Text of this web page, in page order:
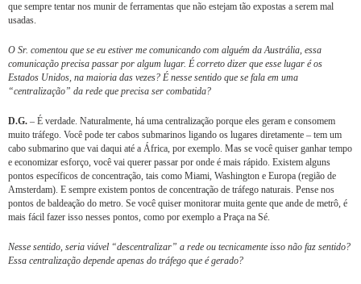
que sempre tentar nos munir de ferramentas que não estejam tão expostas a serem mal
usadas.
O Sr. comentou que se eu estiver me comunicando com alguém da Austrália, essa
comunicação precisa passar por algum lugar. É correto dizer que esse lugar é os
Estados Unidos, na maioria das vezes? É nesse sentido que se fala em uma
“centralização” da rede que precisa ser combatida?
D.G. – É verdade. Naturalmente, há uma centralização porque eles geram e consomem
muito tráfego. Você pode ter cabos submarinos ligando os lugares diretamente – tem um
cabo submarino que vai daqui até a África, por exemplo. Mas se você quiser ganhar tempo
e economizar esforço, você vai querer passar por onde é mais rápido. Existem alguns
pontos específicos de concentração, tais como Miami, Washington e Europa (região de
Amsterdam). E sempre existem pontos de concentração de tráfego naturais. Pense nos
pontos de baldeação do metro. Se você quiser monitorar muita gente que ande de metrô, é
mais fácil fazer isso nesses pontos, como por exemplo a Praça na Sé.
Nesse sentido, seria viável “descentralizar” a rede ou tecnicamente isso não faz sentido?
Essa centralização depende apenas do tráfego que é gerado?